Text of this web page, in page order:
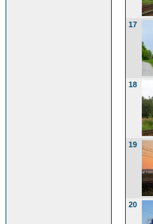
17
18
19
20